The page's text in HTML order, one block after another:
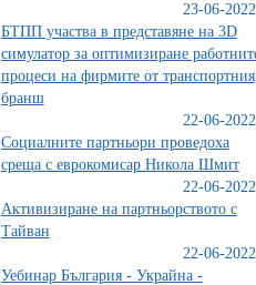
23-06-2022
БТПП участва в представяне на 3D
симулатор за оптимизиране
процеси на фирмите от транспортния
бранш
22-06-2022
Социалните партньори проведоха
среща с еврокомисар Никола Шмит
22-06-2022
Активизиране на партньорството с
Тайван
22-06-2022
Уебинар България - Украйна -